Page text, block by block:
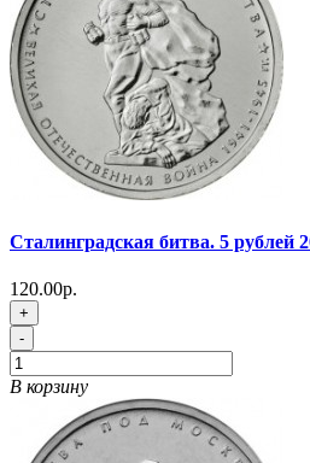
Сталинградская битва. 5
120.00р.
+
-
В корзину